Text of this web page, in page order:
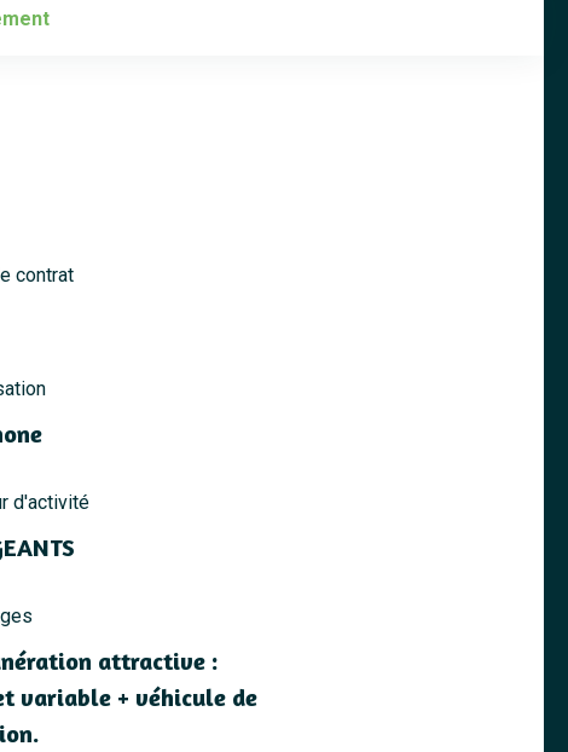
contrat
d'activité
attractive :
variable + véhicule de